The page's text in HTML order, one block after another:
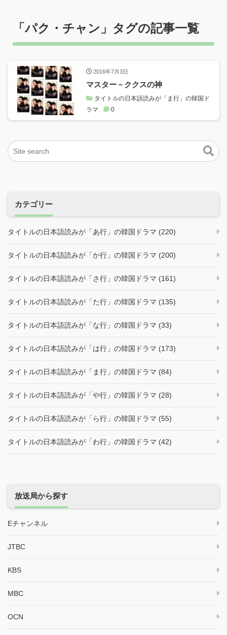
「パク・チャン 」タグの記事一覧
2016年7月3日
マスター－ククスの神
タイトルの日本語読みが「ま行」の韓国ド
ラマ
0
カテゴリー
タイトルの日本語読みが「あ行」の韓国ドラマ (220)
タイトルの日本語読みが「か行」の韓国ドラマ (200)
タイトルの日本語読みが「さ行」の韓国ドラマ (161)
タイトルの日本語読みが「た行」の韓国ドラマ (135)
タイトルの日本語読みが「な行」の韓国ドラマ (33)
タイトルの日本語読みが「は行」の韓国ドラマ (173)
タイトルの日本語読みが「ま行」の韓国ドラマ (84)
タイトルの日本語読みが「や行」の韓国ドラマ (28)
タイトルの日本語読みが「ら行」の韓国ドラマ (55)
タイトルの日本語読みが「わ行」の韓国ドラマ (42)
放送局から探す
Eチャンネル
JTBC
KBS
MBC
OCN